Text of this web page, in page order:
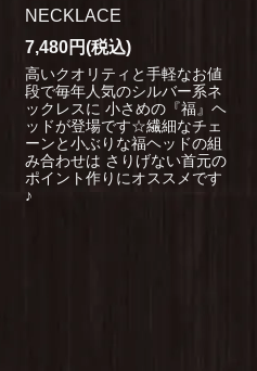
NECKLACE
7,480円(税込)
高いクオリティと手軽なお値
段で毎年人気のシルバー系ネ
ックレスに 小さめの『福』ヘ
ッドが登場です☆繊細なチェ
ーンと小ぶりな福ヘッドの組
み合わせは さりげない首元の
ポイント作りにオススメです
♪